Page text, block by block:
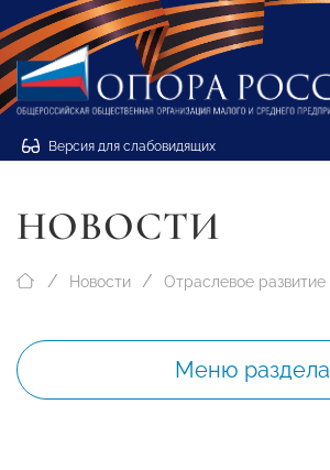
Версия для слабовидящих
НОВОСТИ
Новости Отраслевое развитие
Меню раздела